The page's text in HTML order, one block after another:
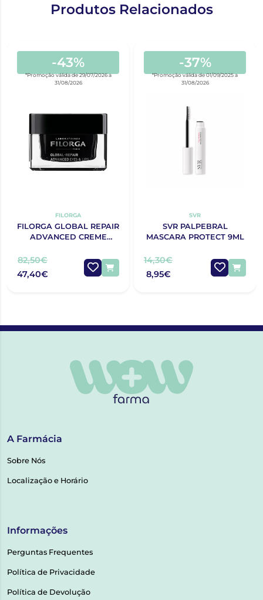
Produtos Relacionados
-43%
*Promoção válida de 29/07/2026 a
31/08/2026
FILORGA
FILORGA GLOBAL REPAIR
ADVANCED CREME
82,50€
47,40€
-37%
*Promoção válida de 01/09/2025 a
31/08/2026
SVR
SVR PALPEBRAL
MASCARA PROTECT 9ML
14,30€
8,95€
A Farmácia
Sobre Nós
Localização e Horário
Informações
Perguntas Frequentes
Política de Privacidade
Política de Devolução